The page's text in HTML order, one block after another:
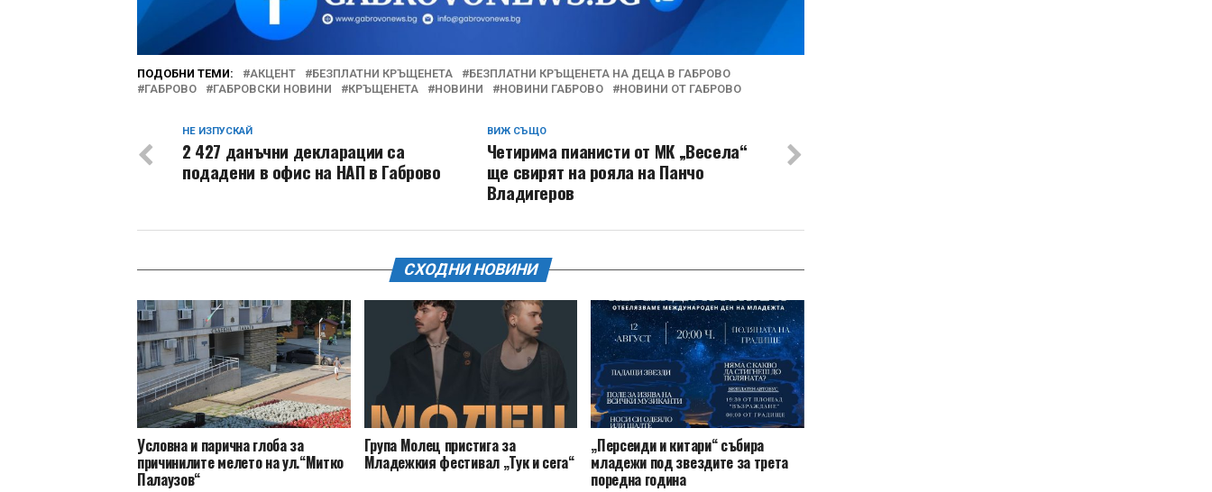
ПОДОБНИ ТЕМИ: АКЦЕНТ БЕЗПЛАТНИ КРЪЩЕНЕТА
БЕЗПЛАТНИ КРЪЩЕНЕТА НА ДЕЦА В ГАБРОВО
ГАБРОВО
ГАБРОВСКИ НОВИНИ КРЪЩЕНЕТА НОВИНИ НОВИНИ ГАБРОВО НОВИНИ ОТ ГАБРОВО
ВИЖ СЪЩО
Четирима пианисти от МК „Весела“
ще свирят на рояла на Панчо
Владигеров
НЕ ИЗПУСКАЙ
2 427 данъчни декларации са
подадени в офис на НАП в Габрово
СХОДНИ НОВИНИ
Условна и парична глоба за
причинилите мелето на ул.“Митко
Палаузов“
Група Молец пристига за
Младежкия фестивал „Тук и сега“
„Персеиди и китари“ събира
младежи под звездите за трета
поредна година